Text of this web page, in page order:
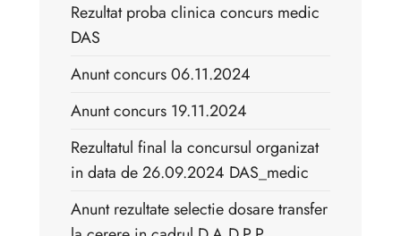
Rezultat proba clinica concurs medic
DAS
Anunt concurs 06.11.2024
Anunt concurs 19.11.2024
Rezultatul final la concursul organizat
in data de 26.09.2024 DAS_medic
Anunt rezultate selectie dosare transfer